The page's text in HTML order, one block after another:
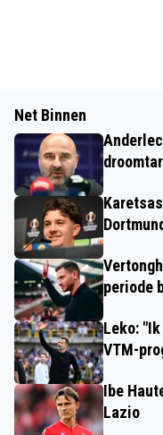
Net Binnen
periode
Leko:
VTM-
Ibe
Lazio